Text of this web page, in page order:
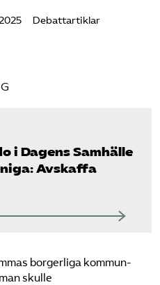
Debattartiklar
i Dagens Samhälle
Avskaffa
borgerliga kommun­
skulle